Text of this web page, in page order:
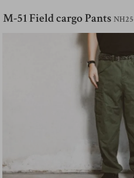
M-51 Field cargo Pants